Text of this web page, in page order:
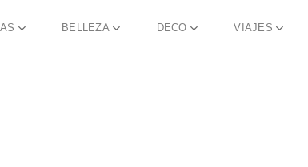
BELLEZA DECO VIAJES